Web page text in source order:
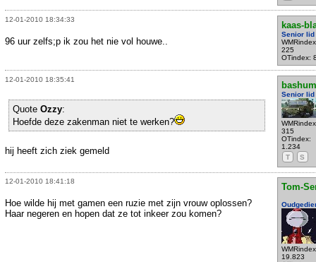
12-01-2010 18:34:33
kaas-
Senior lid
225
OTindex:
96 uur zelfs;p ik zou het nie vol houwe..
12-01-2010 18:35:41
Senior lid
315
OTindex:
1.234
T
S
Quote Ozzy:
Hoefde deze zakenman niet te werken?
hij heeft zich ziek gemeld
12-01-2010 18:41:18
Tom-
19.823
Hoe wilde hij met gamen een ruzie met zijn vrouw oplossen?
Haar negeren en hopen dat ze tot inkeer zou komen?